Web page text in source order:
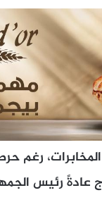
رغم
عادةً رئيس